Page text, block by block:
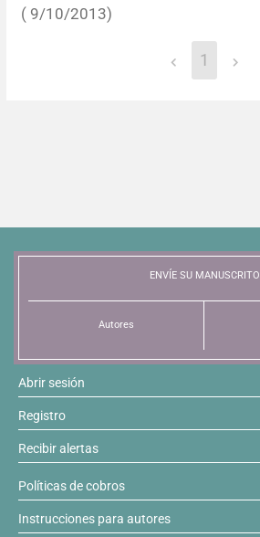
( 9/10/2013)
1
ENVÍE SU MANUSCRITO
Autores
Abrir sesión
Registro
Recibir alertas
Políticas de cobros
Instrucciones para autores